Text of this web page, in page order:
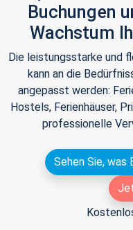
Buchungen
Wachstum
Die leistungsstarke und
kann an die
angepasst werden:
Hostels, Ferienhäuser,
professionelle
Sehen Sie, was